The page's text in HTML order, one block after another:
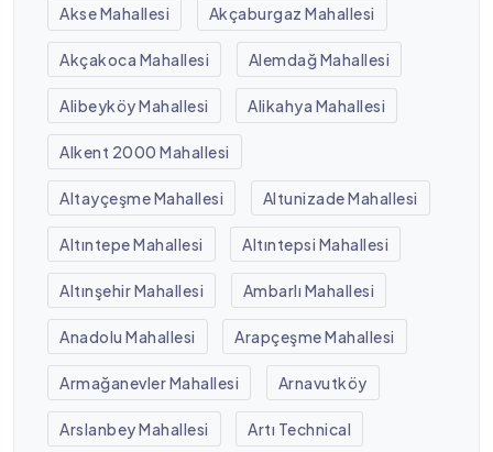
Akse Mahallesi Akçaburgaz Mahallesi
Akçakoca Mahallesi Alemdağ Mahallesi
Alibeyköy Mahallesi Alikahya Mahallesi
Alkent 2000 Mahallesi
Altayçeşme Mahallesi Altunizade Mahallesi
Altıntepe Mahallesi Altıntepsi Mahallesi
Altınşehir Mahallesi Ambarlı Mahallesi
Anadolu Mahallesi Arapçeşme Mahallesi
Armağanevler Mahallesi Arnavutköy
Arslanbey Mahallesi Artı Technical